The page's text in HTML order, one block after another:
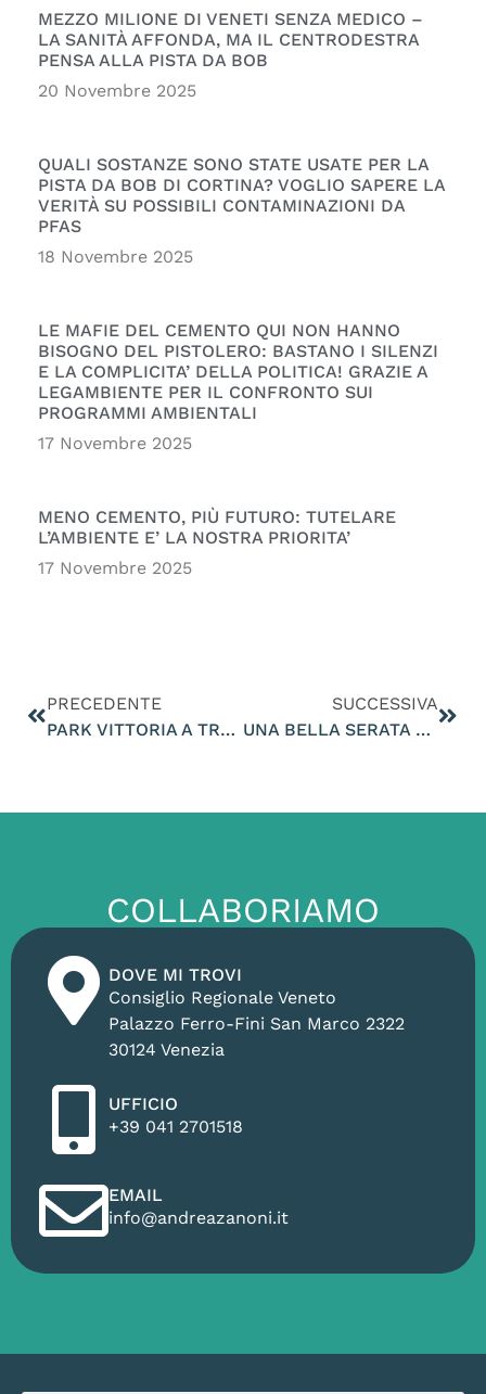
MEZZO MILIONE DI VENETI SENZA MEDICO –
LA SANITÀ AFFONDA, MA IL CENTRODESTRA
PENSA ALLA PISTA DA BOB
20 Novembre 2025
QUALI SOSTANZE SONO STATE USATE PER LA
PISTA DA BOB DI CORTINA? VOGLIO SAPERE LA
VERITÀ SU POSSIBILI CONTAMINAZIONI DA
PFAS
18 Novembre 2025
LE MAFIE DEL CEMENTO QUI NON HANNO
BISOGNO DEL PISTOLERO: BASTANO I SILENZI
E LA COMPLICITA’ DELLA POLITICA! GRAZIE A
LEGAMBIENTE PER IL CONFRONTO SUI
PROGRAMMI AMBIENTALI
17 Novembre 2025
MENO CEMENTO, PIÙ FUTURO: TUTELARE
L’AMBIENTE E’ LA NOSTRA PRIORITA’
17 Novembre 2025
PRECEDENTE
PARK VITTORIA A TREVISO. QUAL È IL PARERE DELLA REGIONE? QUEST’OPERA È IMPATTANTE E PRESENTA GRAVI RISCHI
SUCCESSIVA
UNA BELLA SERATA CON ANNALISA CORRADO, RESPONSABILE NAZIONALE AMBIENTE. ABBIAMO PRESENTATO IL SUO LIBRO A VILLORBA
COLLABORIAMO
DOVE MI TROVI
Consiglio Regionale Veneto
Palazzo Ferro-Fini San Marco 2322
30124 Venezia
UFFICIO
+39 041 2701518
EMAIL
info@andreazanoni.it